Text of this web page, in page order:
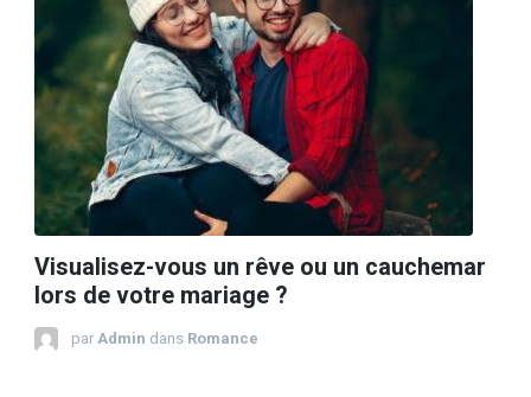
Visualisez-vous un rêve ou un cauchemar
lors de votre mariage ?
par Admin dans Romance